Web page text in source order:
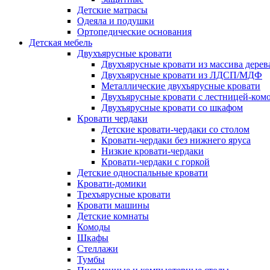
Детские матрасы
Одеяла и подушки
Ортопедические основания
Детская мебель
Двухъярусные кровати
Двухъярусные кровати из массива
Двухъярусные кровати из ЛДСП/МДФ
Металлические двухъярусные кровати
Двухъярусные кровати с лестницей-
Двухъярусные кровати со шкафом
Кровати чердаки
Детские кровати-чердаки со столом
Кровати-чердаки без нижнего яруса
Низкие кровати-чердаки
Кровати-чердаки с горкой
Детские односпальные кровати
Кровати-домики
Трехъярусные кровати
Кровати машины
Детские комнаты
Комоды
Шкафы
Стеллажи
Тумбы